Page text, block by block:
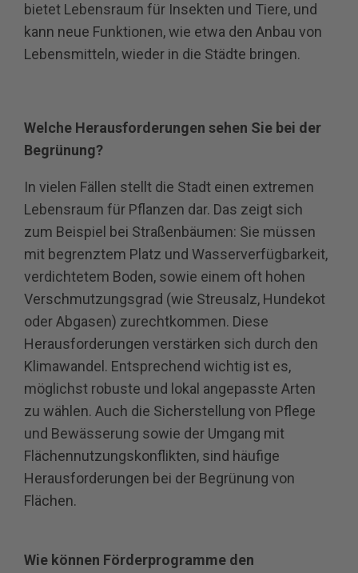
bietet Lebensraum für Insekten und Tiere, und
kann neue Funktionen, wie etwa den Anbau von
Lebensmitteln, wieder in die Städte bringen.
Welche Herausforderungen sehen Sie bei der
Begrünung?
In vielen Fällen stellt die Stadt einen extremen
Lebensraum für Pflanzen dar. Das zeigt sich
zum Beispiel bei Straßenbäumen: Sie müssen
mit begrenztem Platz und Wasserverfügbarkeit,
verdichtetem Boden, sowie einem oft hohen
Verschmutzungsgrad (wie Streusalz, Hundekot
oder Abgasen) zurechtkommen. Diese
Herausforderungen verstärken sich durch den
Klimawandel. Entsprechend wichtig ist es,
möglichst robuste und lokal angepasste Arten
zu wählen. Auch die Sicherstellung von Pflege
und Bewässerung sowie der Umgang mit
Flächennutzungskonflikten, sind häufige
Herausforderungen bei der Begrünung von
Flächen.
Wie können Förderprogramme den